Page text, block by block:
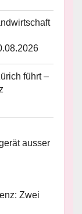
führt –
ausser
Zwei